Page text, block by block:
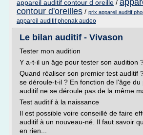
appareil auditif contour d oreille /
contour d'oreilles / prix appareil auditif
appareil auditif phonak audeo
Le bilan auditif - Vivason
Tester mon audition
Y a-t-il un âge pour tester son audition
Quand réaliser son premier test auditif
se déroule-t-il ? En fonction de l'âge du
auditif ne se déroule pas de la même
Test auditif à la naissance
Il est possible voire conseillé de faire
auditif à un nouveau-né. Il faut savoir
en rien...